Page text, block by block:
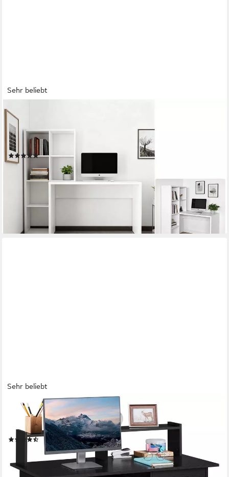
Sehr beliebt
OTTO HOME
Regal-Schreibtisch Triest, Computertisch mit Raumtrenner,
Breite 156 cm, Regalelement flexibel montierbar, 6 Fächer,
Tischbreite 120 cm
(28)
149,99 € 299,99 €
lieferbar - am nächsten Werktag bei dir
Sehr beliebt
YAHEETECH
Schreibtisch Computertisch Laptoptisch, Bürotisch mit
Schublade & Verstellbarem Ablagefach
(142)
UVP149,99 €
-53%